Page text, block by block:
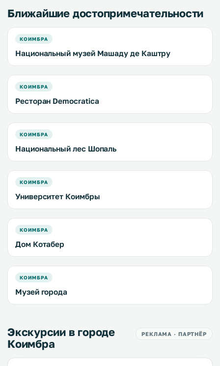
Ближайшие достопримечательности
КОИМБРА
Национальный музей Машаду де Каштру
КОИМБРА
Ресторан Democratica
КОИМБРА
Национальный лес Шопаль
КОИМБРА
Университет Коимбры
КОИМБРА
Дом Котабер
КОИМБРА
Музей города
Экскурсии в городе
Коимбра
РЕКЛАМА · ПАРТНЁР